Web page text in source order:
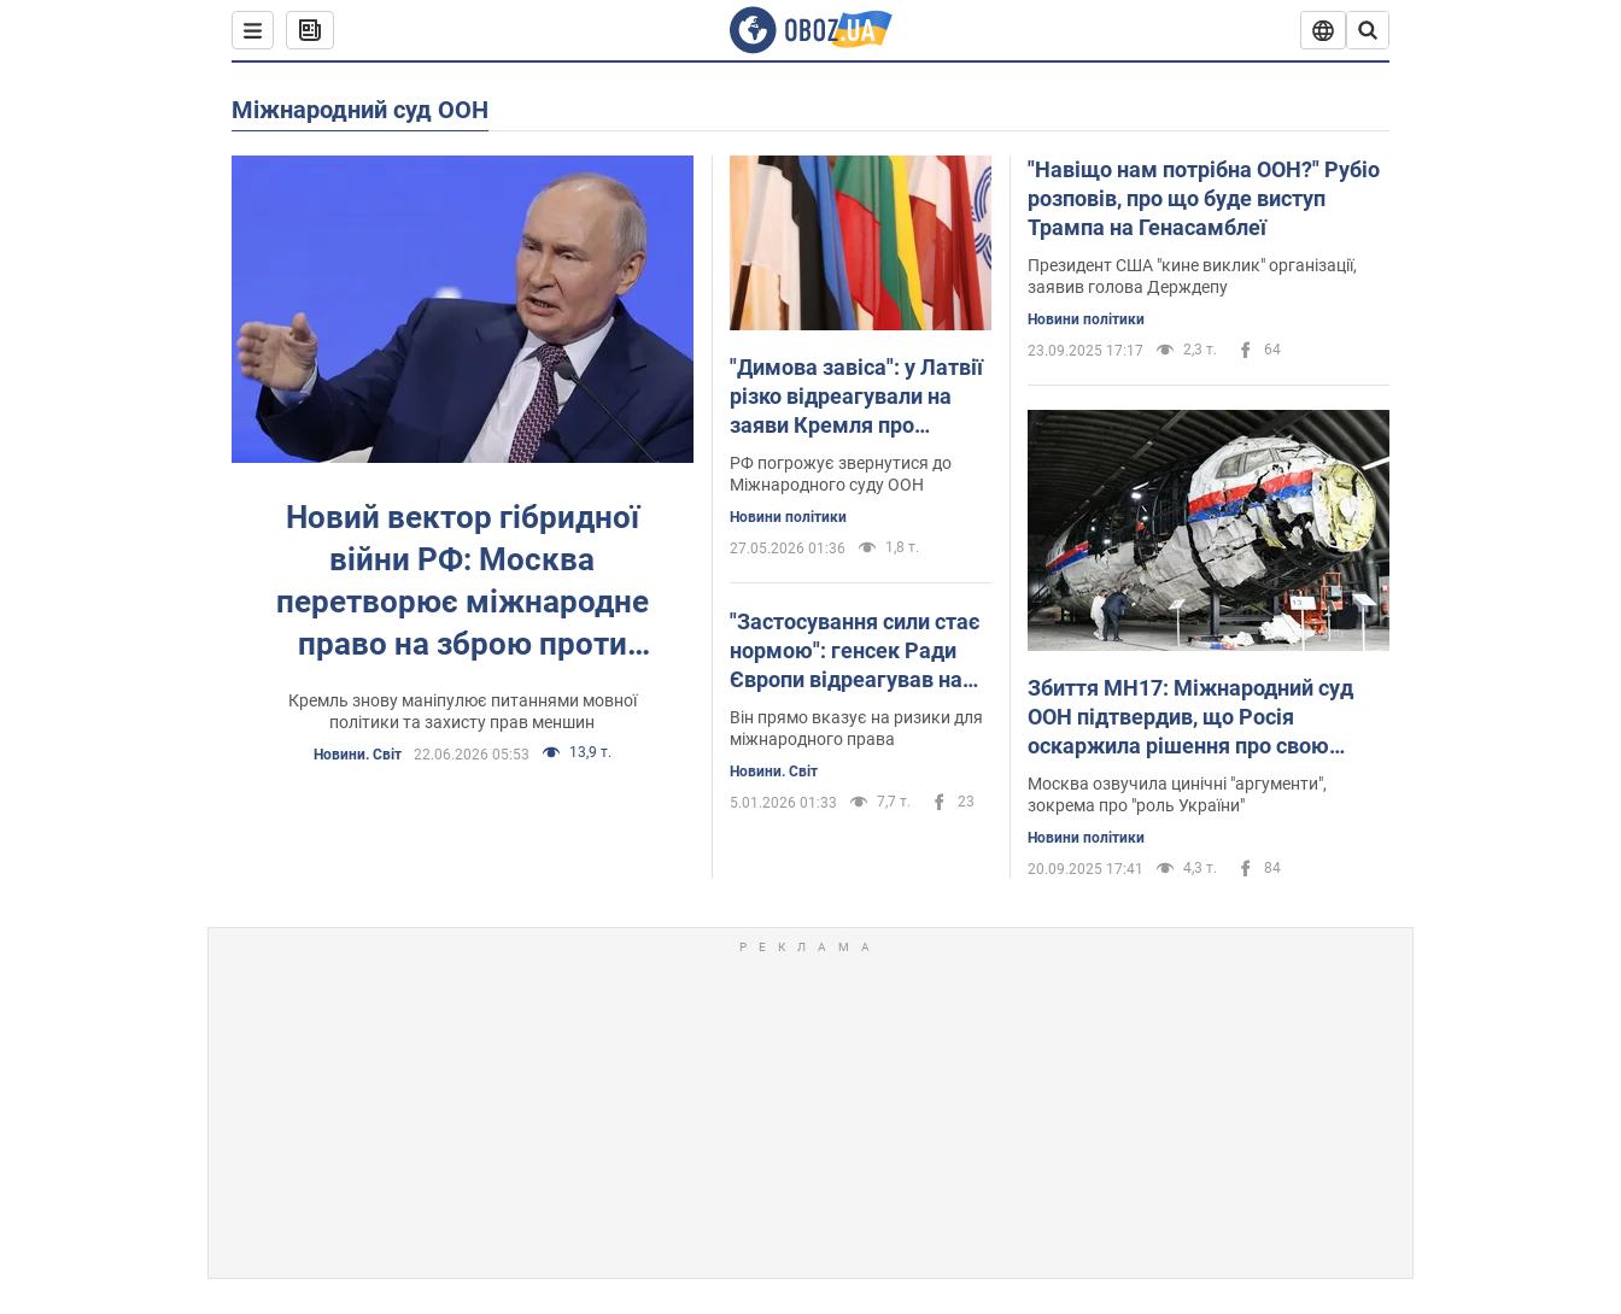
Міжнародний суд ООН
Новий вектор гібридної
війни РФ: Москва
перетворює міжнародне
право на зброю проти
країн Балтії – розвідка
Кремль знову маніпулює питаннями мовної
політики та захисту прав меншин
Новини. Світ 22.06.2026 05:53 13,9 т.
"Димова завіса": у Латвії
різко відреагували на
заяви Кремля про
"утиски" росіян у країнах
Балтії
РФ погрожує звернутися до
Міжнародного суду ООН
Новини політики
27.05.2026 01:36
1,8 т.
"Застосування сили стає
нормою": генсек Ради
Європи відреагував на
ситуацію у Венесуелі
Він прямо вказує на ризики для
міжнародного права
Новини. Світ
5.01.2026 01:33
7,7 т. 23
"Навіщо нам потрібна ООН?" Рубіо
розповів, про що буде виступ
Трампа на Генасамблеї
Президент США "кине виклик" організації,
заявив голова Держдепу
Новини політики
23.09.2025 17:17
2,3 т. 64
Збиття МН17: Міжнародний суд
ООН підтвердив, що Росія
оскаржила рішення про свою
причетність
Москва озвучила цинічні "аргументи",
зокрема про "роль України"
Новини політики
20.09.2025 17:41
4,3 т. 84